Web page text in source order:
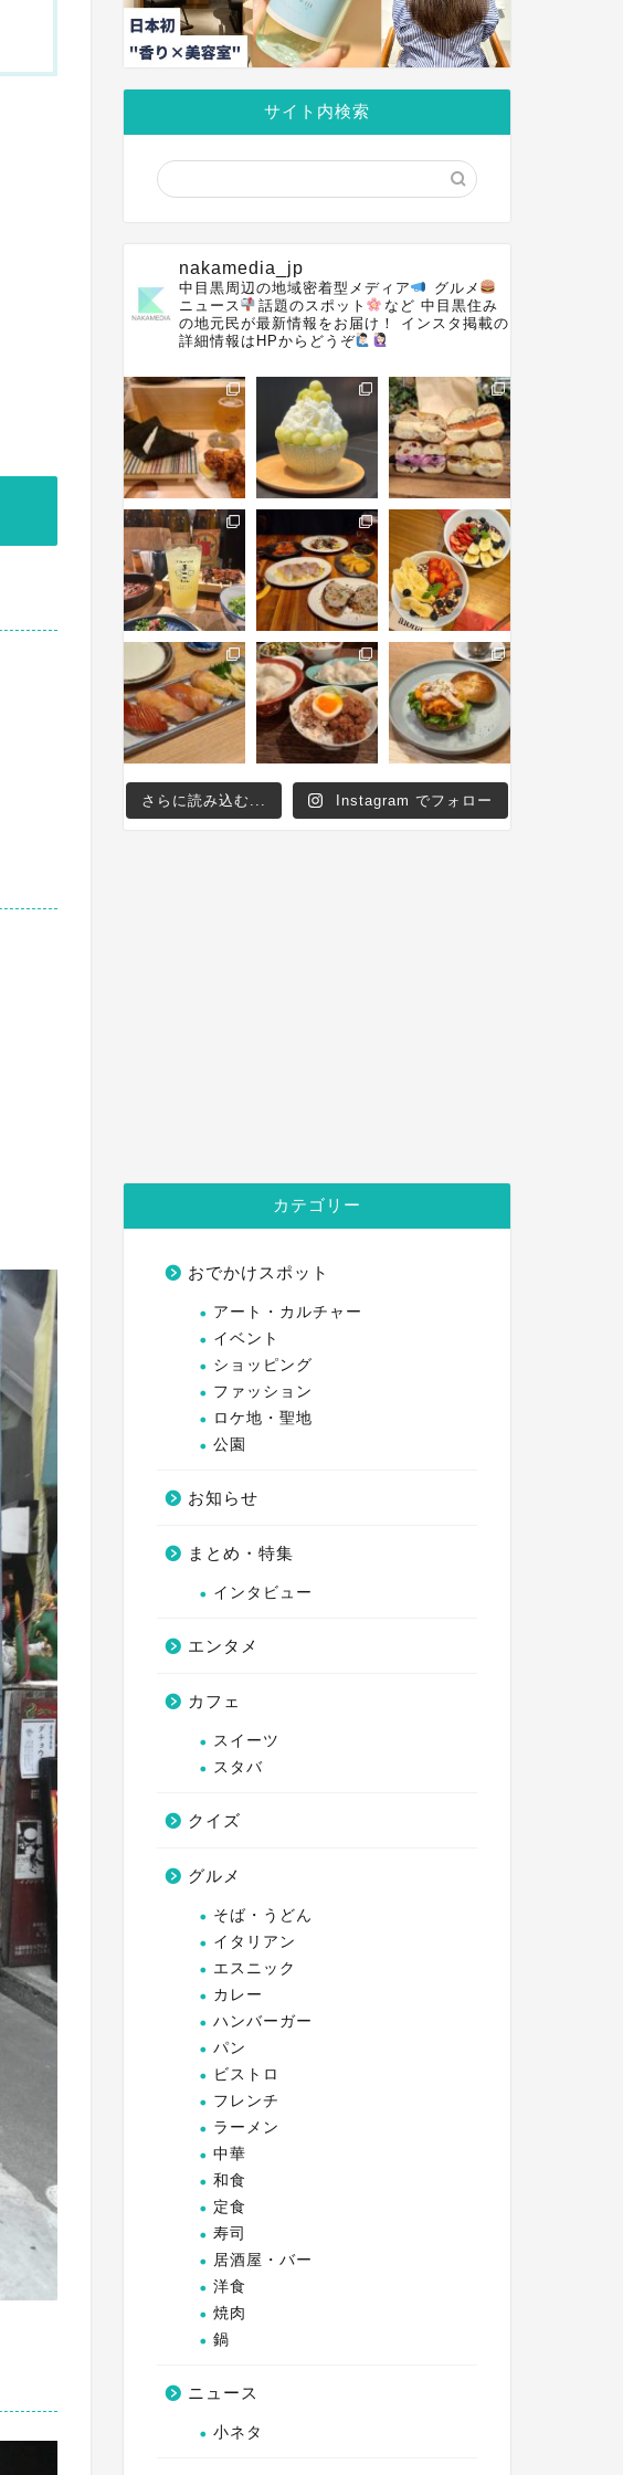
サイト内検索
nakamedia_jp
中目黒周辺の地域密着型メディア
グルメ
ニュース
話題のスポット など 中目黒住み
の地元民が最新情報をお届け！
インスタ掲載の
詳細情報はHPからどうぞ
さらに読み込む... Instagram でフォロー
カテゴリー
おでかけスポット
アート・カルチャー
イベント
ショッピング
ファッション
ロケ地・聖地
公園
お知らせ
まとめ・特集
インタビュー
エンタメ
カフェ
スイーツ
スタバ
クイズ
グルメ
そば・うどん
イタリアン
エスニック
カレー
ハンバーガー
パン
ビストロ
フレンチ
ラーメン
中華
和食
定食
寿司
居酒屋・バー
洋食
焼肉
鍋
ニュース
小ネタ